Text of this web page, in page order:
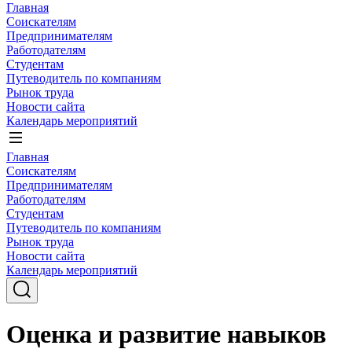
Главная
Соискателям
Предпринимателям
Работодателям
Студентам
Путеводитель по компаниям
Рынок труда
Новости сайта
Календарь мероприятий
Главная
Соискателям
Предпринимателям
Работодателям
Студентам
Путеводитель по компаниям
Рынок труда
Новости сайта
Календарь мероприятий
Оценка и развитие навыков